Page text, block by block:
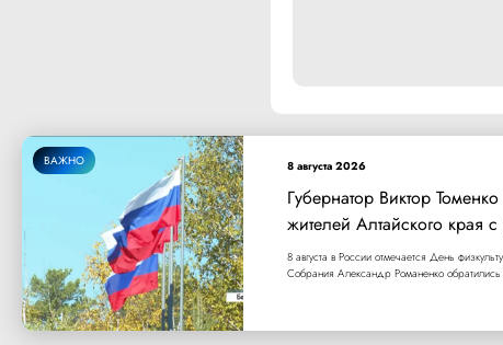
ВАЖНО 8 августа 2026
Губернатор Виктор
жителей Алтайского края
8 августа в России отмечается День
Собрания Александр Романенкообратились